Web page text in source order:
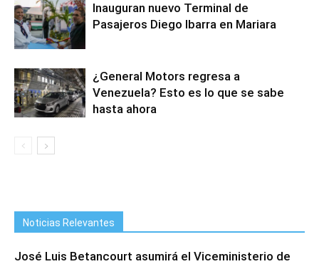
Inauguran nuevo Terminal de
Pasajeros Diego Ibarra en Mariara
¿General Motors regresa a
Venezuela? Esto es lo que se sabe
hasta ahora
Noticias Relevantes
José Luis Betancourt asumirá el Viceministerio de